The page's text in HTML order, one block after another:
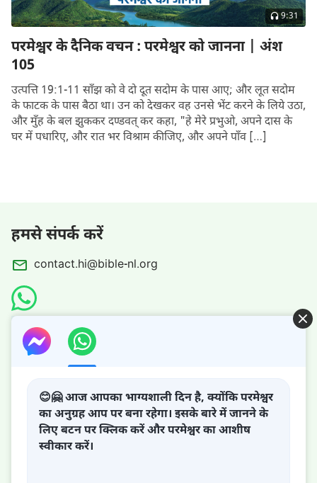
9:31
परमेश्वर के दैनिक वचन : परमेश्वर को जानना | अंश
105
उत्पत्ति 19:1-11 साँझ को वे दो दूत सदोम के पास आए; और लूत सदोम
के फाटक के पास बैठा था। उन को देखकर वह उनसे भेंट करने के लिये उठा,
और मुँह के बल झुककर दण्डवत् कर कहा, "हे मेरे प्रभुओ, अपने दास के
घर में पधारिए, और रात भर विश्राम कीजिए, और अपने पाँव […]
हमसे संपर्क करें
contact.hi@bible-nl.org
आसान बाइबल
परमेश्वर का राज्य आ गया है!
😊🤗 आज आपका भाग्यशाली दिन है, क्योंकि परमेश्वर
का अनुग्रह आप पर बना रहेगा। इसके बारे में जानने के
लिए बटन पर क्लिक करें और परमेश्वर का आशीष
स्वीकार करें।